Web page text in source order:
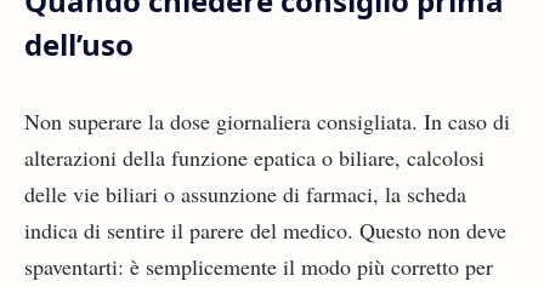
dell’uso
Non superare la dose giornaliera consigliata. In caso di
alterazioni della funzione epatica o biliare, calcolosi
delle vie biliari o assunzione di farmaci, la scheda
indica di sentire il parere del medico. Questo non deve
spaventarti: è semplicemente il modo più corretto per